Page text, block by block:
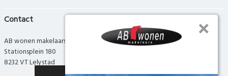
Contact
AB wonen makelaars
Stationsplein 180
8232 VT Lelystad